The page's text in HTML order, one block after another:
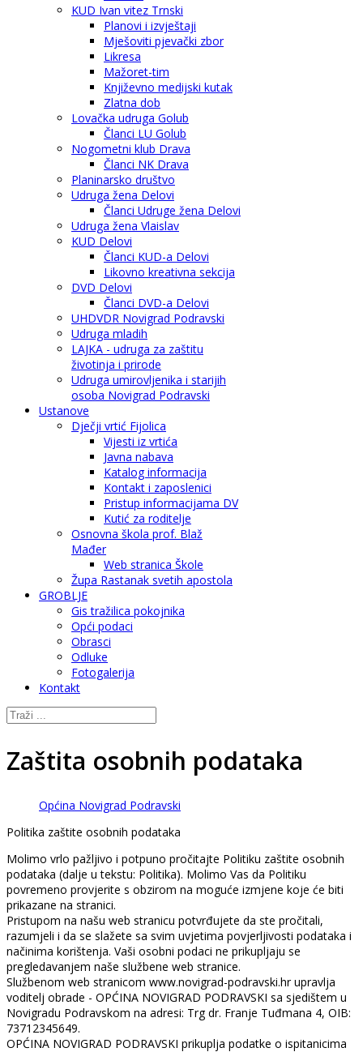
KUD Ivan vitez Trnski
Planovi i izvještaji
Mješoviti pjevački zbor
Likresa
Mažoret-tim
Književno medijski kutak
Zlatna dob
Lovačka udruga Golub
Članci LU Golub
Nogometni klub Drava
Članci NK Drava
Planinarsko društvo
Udruga žena Delovi
Članci Udruge žena Delovi
Udruga žena Vlaislav
KUD Delovi
Članci KUD-a Delovi
Likovno kreativna sekcija
DVD Delovi
Članci DVD-a Delovi
UHDVDR Novigrad Podravski
Udruga mladih
LAJKA - udruga za zaštitu
životinja i prirode
Udruga umirovljenika i starijih
osoba Novigrad Podravski
Ustanove
Dječji vrtić Fijolica
Vijesti iz vrtića
Javna nabava
Katalog informacija
Kontakt i zaposlenici
Pristup informacijama DV
Kutić za roditelje
Osnovna škola prof. Blaž
Mađer
Web stranica Škole
Župa Rastanak svetih apostola
GROBLJE
Gis tražilica pokojnika
Opći podaci
Obrasci
Odluke
Fotogalerija
Kontakt
Zaštita osobnih podataka
Općina Novigrad Podravski
Politika zaštite osobnih podataka
Molimo vrlo pažljivo i potpuno pročitajte Politiku zaštite osobnih
podataka (dalje u tekstu: Politika). Molimo Vas da Politiku
povremeno provjerite s obzirom na moguće izmjene koje će biti
prikazane na stranici.
Pristupom na našu web stranicu potvrđujete da ste pročitali,
razumjeli i da se slažete sa svim uvjetima povjerljivosti podataka i
načinima korištenja. Vaši osobni podaci ne prikupljaju se
pregledavanjem naše službene web stranice.
Službenom web stranicom www.novigrad-podravski.hr upravlja
voditelj obrade - OPĆINA NOVIGRAD PODRAVSKI sa sjedištem u
Novigradu Podravskom na adresi: Trg dr. Franje Tuđmana 4, OIB:
73712345649.
OPĆINA NOVIGRAD PODRAVSKI prikuplja podatke o ispitanicima